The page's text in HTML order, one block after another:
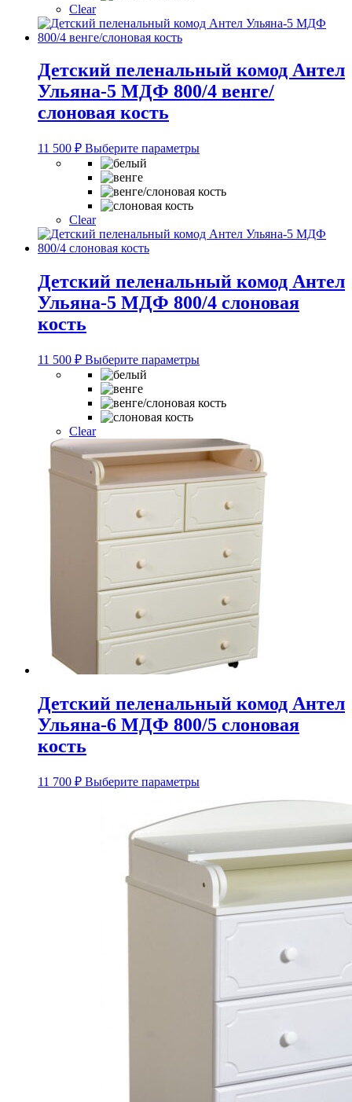
можно
выбрать
странице
товара.
Clear
Детский пеленальный комод Антел
Ульяна-5 МДФ 800/4 венге/
слоновая кость
11 500 ₽ Выберите параметрыЭтот
несколько
можно
выбрать
странице
товара.
Clear
Детский пеленальный комод Антел
Ульяна-5 МДФ 800/4 слоновая
кость
11 500 ₽ Выберите параметрыЭтот
несколько
можно
выбрать
на
странице
Clear
Детский пеленальный комод Антел
Ульяна-6 МДФ 800/5 слоновая
кость
11 700 ₽ Выберите параметрыЭтот
имеет
вариаций.
Опции
можно
выбрать
на
странице
товара.